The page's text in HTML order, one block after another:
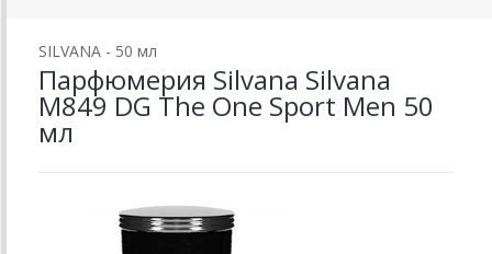
SILVANA - 50 мл
Парфюмерия Silvana Silvana
M849 DG The One Sport Men 50
мл